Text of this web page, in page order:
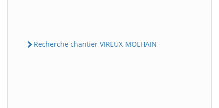
Recherche chantier VIREUX-MOLHAIN